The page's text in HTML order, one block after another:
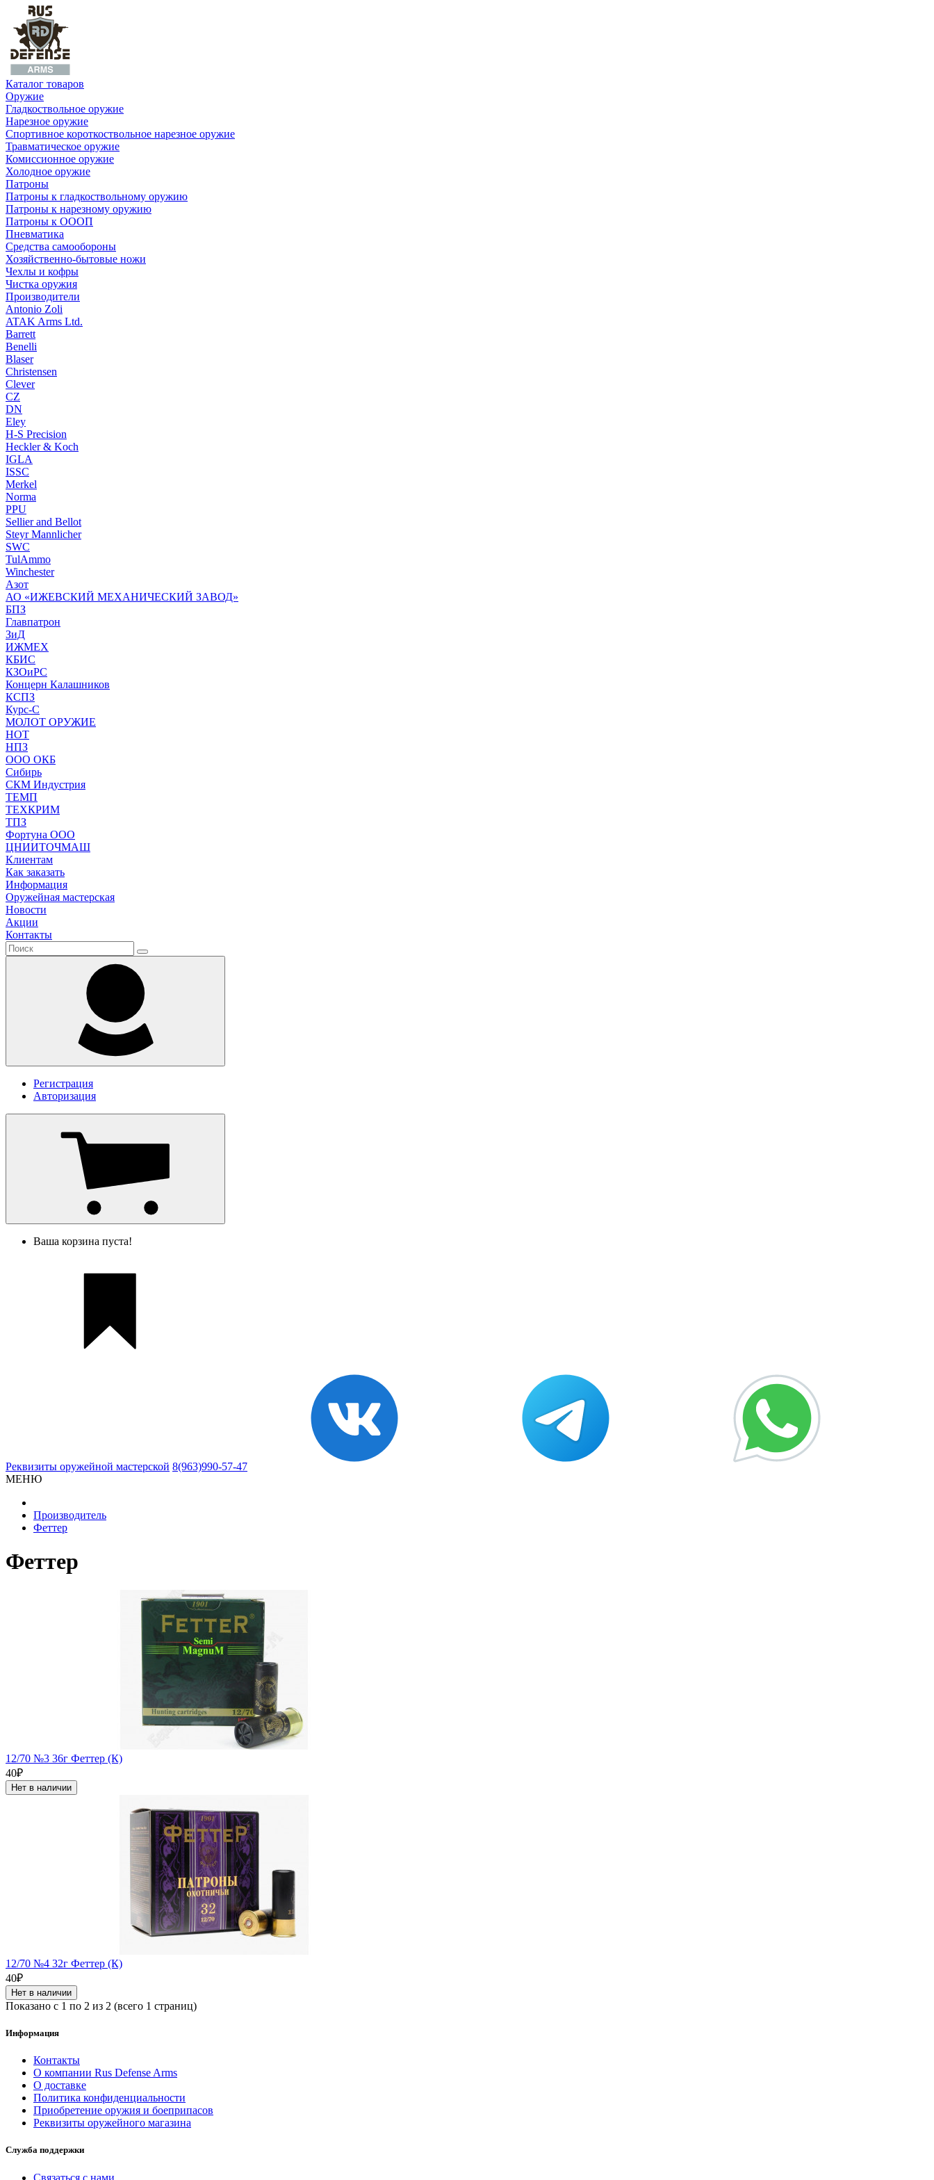
Каталог товаров
Оружие
Гладкоствольное оружие
Нарезное оружие
Спортивное короткоствольное нарезное оружие
Травматическое оружие
Комиссионное оружие
Холодное оружие
Патроны
Патроны к гладкоствольному оружию
Патроны к нарезному оружию
Патроны к ОООП
Пневматика
Средства самообороны
Хозяйственно-бытовые ножи
Чехлы и кофры
Чистка оружия
Производители
Antonio Zoli
ATAK Arms Ltd.
Barrett
Benelli
Blaser
Christensen
Clever
CZ
DN
Eley
H-S Precision
Heckler & Koch
IGLA
ISSC
Merkel
Norma
PPU
Sellier and Bellot
Steyr Mannlicher
SWC
TulAmmo
Winchester
Азот
АО «ИЖЕВСКИЙ МЕХАНИЧЕСКИЙ ЗАВОД»
БПЗ
Главпатрон
ЗиД
ИЖМЕХ
КБИС
КЗОиРС
Концерн Калашников
КСПЗ
Курс-С
МОЛОТ ОРУЖИЕ
НОТ
НПЗ
ООО ОКБ
Сибирь
СКМ Индустрия
ТЕМП
ТЕХКРИМ
ТПЗ
Фортуна ООО
ЦНИИТОЧМАШ
Клиентам
Как заказать
Информация
Оружейная мастерская
Новости
Акции
Контакты
Регистрация
Авторизация
Ваша корзина пуста!
Реквизиты оружейной мастерской 8(963)990-57-47
МЕНЮ
Производитель
Феттер
Феттер
12/70 №3 36г Феттер (К)
40₽
Нет в наличии
12/70 №4 32г Феттер (К)
40₽
Нет в наличии
Показано с 1 по 2 из 2 (всего 1 страниц)
Информация
Контакты
О компании Rus Defense Arms
О доставке
Политика конфиденциальности
Приобретение оружия и боеприпасов
Реквизиты оружейного магазина
Служба поддержки
Связаться с нами